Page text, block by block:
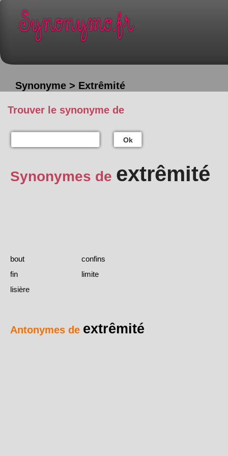
Synonyme > Extrêmité
Trouver le synonyme de
Ok
Synonymes de extrêmité
bout
confins
fin
limite
lisière
Antonymes de extrêmité